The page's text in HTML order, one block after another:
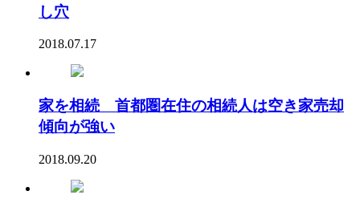
し穴
2018.07.17
家を相続 首都圏在住の相続人は空き家売却
傾向が強い
2018.09.20